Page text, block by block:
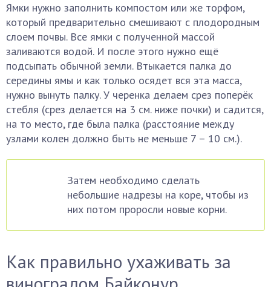
Ямки нужно заполнить компостом или же торфом,
который предварительно смешивают с плодородным
слоем почвы. Все ямки с полученной массой
заливаются водой. И после этого нужно ещё
подсыпать обычной земли. Втыкается палка до
середины ямы и как только осядет вся эта масса,
нужно вынуть палку. У черенка делаем срез поперёк
стебля (срез делается на 3 см. ниже почки) и садится,
на то место, где была палка (расстояние между
узлами колен должно быть не меньше 7 – 10 см.).
Затем необходимо сделать
небольшие надрезы на коре, чтобы из
них потом проросли новые корни.
Как правильно ухаживать за